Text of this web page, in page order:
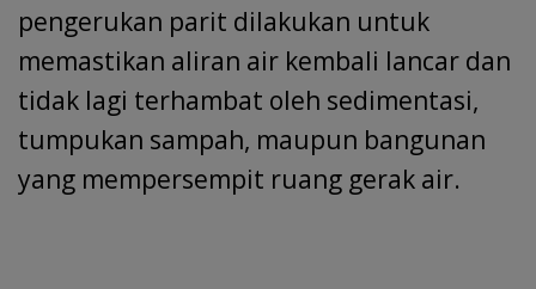
pengerukan parit dilakukan untuk
memastikan aliran air kembali lancar dan
tidak lagi terhambat oleh sedimentasi,
tumpukan sampah, maupun bangunan
yang mempersempit ruang gerak air.